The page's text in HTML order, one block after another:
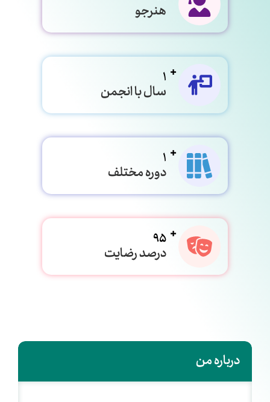
هنرجو
1
سال با انجمن
1
دوره مختلف
95
درصد رضایت
درباره من